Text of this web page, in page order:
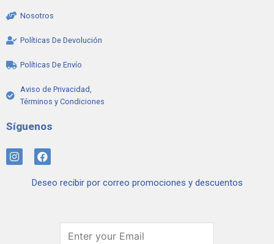
Nosotros
Políticas De Devolución
Políticas De Envío
Aviso de Privacidad,
Términos y Condiciones
Síguenos
I
n
F
a
e
Deseo recibir por correo promociones y descuentos